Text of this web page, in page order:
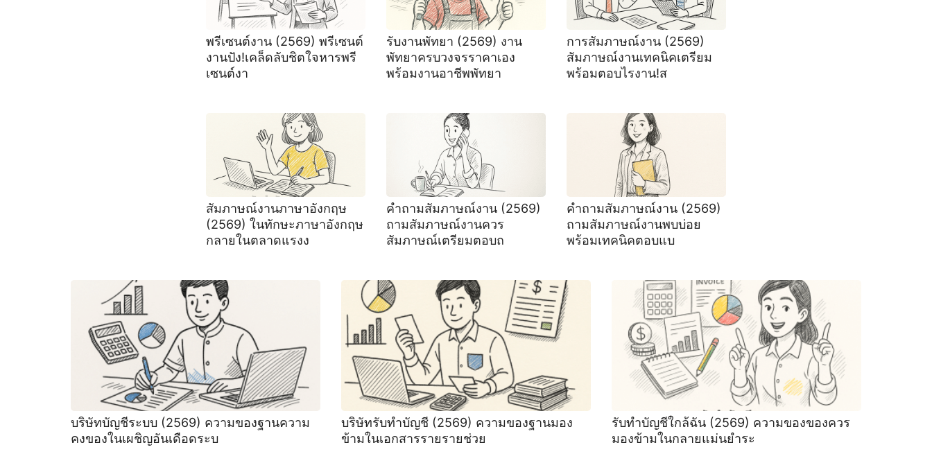
พรีเซนต์งาน (2569) พรีเซนต์
งานปัง!เคล็ดลับชิตใจหารพรี
เซนต์งา
รับงานพัทยา (2569) ️งาน
พัทยาครบวงจรราคาเอง
พร้อมงานอาชีพพัทยา
การสัมภาษณ์งาน (2569)
สัมภาษณ์งานเทคนิคเตรียม
พร้อมตอบไรงาน!ส
สัมภาษณ์งานภาษาอังกฤษ
(2569) ในทักษะภาษาอังกฤษ
กลายในตลาดแรงง
คําถามสัมภาษณ์งาน (2569)
ถามสัมภาษณ์งานควร
สัมภาษณ์เตรียมตอบถ
คำถามสัมภาษณ์งาน (2569)
ถามสัมภาษณ์งานพบบ่อย
พร้อมเทคนิคตอบแบ
บริษัทบัญชีระบบ (2569) ความของฐานความ
คงของในเผชิญอันเดือดระบ
บริษัทรับทําบัญชี (2569) ความของฐานมอง
ข้ามในเอกสารรายรายช่วย
รับทําบัญชีใกล้ฉัน (2569) ความของของควร
มองข้ามในกลายแม่นยำระ